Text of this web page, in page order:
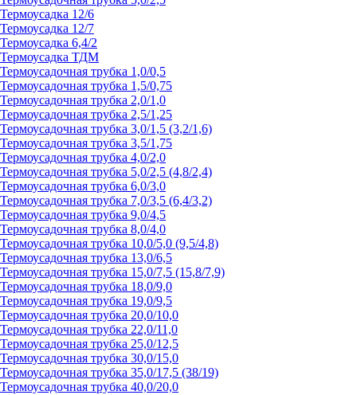
Термоусадка 12/6
Термоусадка 12/7
Термоусадка 6,4/2
Термоусадка ТДМ
Термоусадочная трубка 1,0/0,5
Термоусадочная трубка 1,5/0,75
Термоусадочная трубка 2,0/1,0
Термоусадочная трубка 2,5/1,25
Термоусадочная трубка 3,0/1,5 (3,2/1,6)
Термоусадочная трубка 3,5/1,75
Термоусадочная трубка 4,0/2,0
Термоусадочная трубка 5,0/2,5 (4,8/2,4)
Термоусадочная трубка 6,0/3,0
Термоусадочная трубка 7,0/3,5 (6,4/3,2)
Термоусадочная трубка 9,0/4,5
Термоусадочная трубка 8,0/4,0
Термоусадочная трубка 10,0/5,0 (9,5/4,8)
Термоусадочная трубка 13,0/6,5
Термоусадочная трубка 15,0/7,5 (15,8/7,9)
Термоусадочная трубка 18,0/9,0
Термоусадочная трубка 19,0/9,5
Термоусадочная трубка 20,0/10,0
Термоусадочная трубка 22,0/11,0
Термоусадочная трубка 25,0/12,5
Термоусадочная трубка 30,0/15,0
Термоусадочная трубка 35,0/17,5 (38/19)
Термоусадочная трубка 40,0/20,0